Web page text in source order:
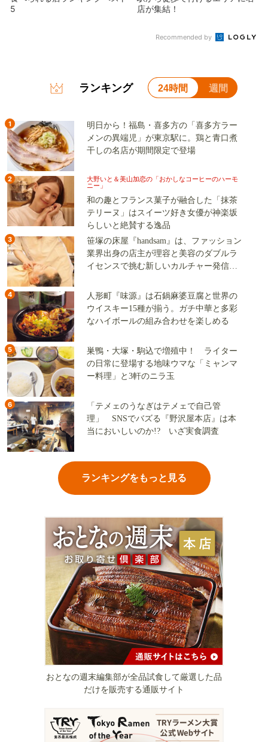
5
店が集結！
Recommended by
ランキング 24時間 週間
1
明日から！福島・喜多方の「喜多方ラー
メンの異端児」が東京駅に。鶏と青口煮
干しの名店が期間限定で登場
2
大野いと＆美山加恋の「おかしなコーヒーのハーモ
ニー」
和の趣とフランス菓子が融合した「抹茶
テリーヌ」はスイーツ好き女優が神楽坂
らしいと絶賛する逸品
3
笹塚の床屋『handsam』は、ファッション
業界出身の店主が理容と美容のダブルラ
イセンスで挑む新しいカルチャー発信基
4
人形町『味源』は石鍋麻婆豆腐と世界の
ウイスキー15種が揃う。ガチ中華と多彩
なハイボールの組み合わせを楽しめる
5
巣鴨・大塚・駒込で増殖中！ ライター
の日常に登場する地味ウマな「ミャンマ
ー料理」と3軒のニラ玉
6
「テメェのうなぎはテメェで自己管
理」 SNSでバズる『野沢屋本店』は本
当においしいのか!? いざ実食調査
ランキングをもっと見る
おとなの週末編集部が全品試食して厳選した品
だけを販売する通販サイト